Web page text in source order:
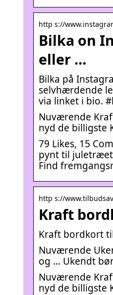
http s://
Bilka on
eller …
Bilka på
selvhærdende
via linket i bio.
Nuværende
nyd de billigste
79 Likes, 15
pynt til juletræet
Find
http s://
Kraft
Kraft bordkort
Nuværende
og … Ukendt
Nuværende
nyd de billigste